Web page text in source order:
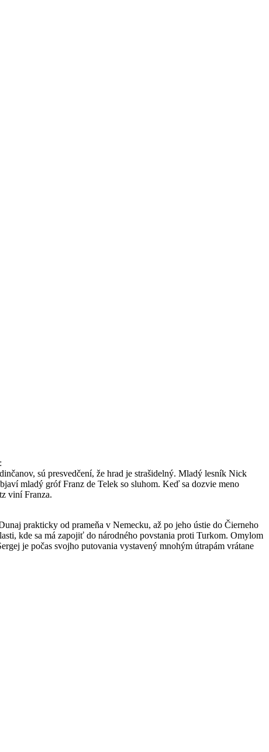
sú presvedčení, že hrad je strašidelný. Mladý lesník Nick
mladý gróf Franz de Telek so sluhom. Keď sa dozvie meno
viní Franza.
prakticky od prameňa v Nemecku, až po jeho ústie do Čierneho
kde sa má zapojiť do národného povstania proti Turkom. Omylom
je počas svojho putovania vystavený mnohým útrapám vrátane